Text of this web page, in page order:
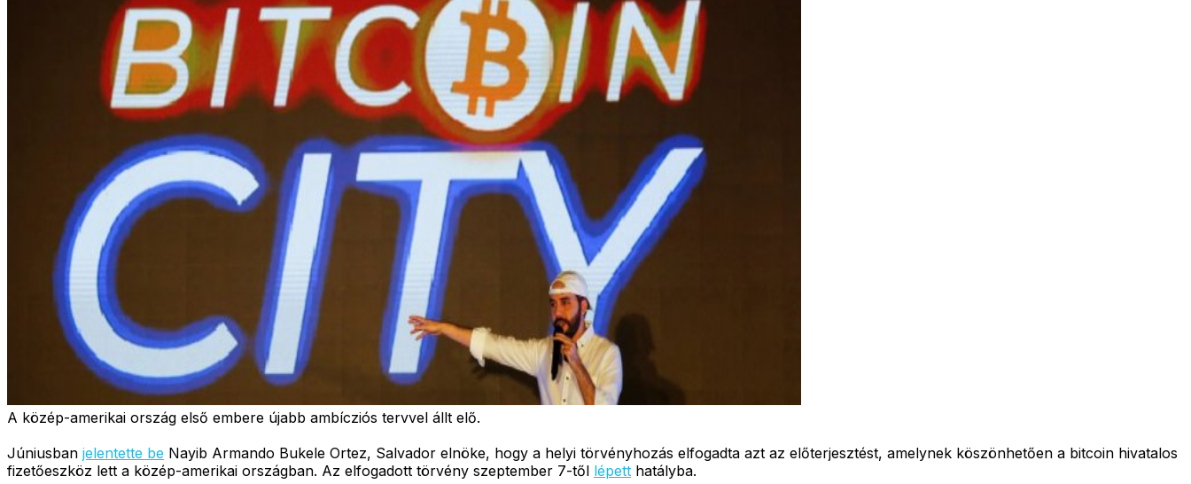
A közép-amerikai ország első embere újabb ambícziós tervvel állt elő.
Júniusban jelentette be Nayib Armando Bukele Ortez, Salvador elnöke, hogy a helyi törvényhozás elfogadta azt az előterjesztést, amelynek köszönhetően a bitcoin hivatalos
fizetőeszköz lett a közép-amerikai országban. Az elfogadott törvény szeptember 7-től lépett hatályba.